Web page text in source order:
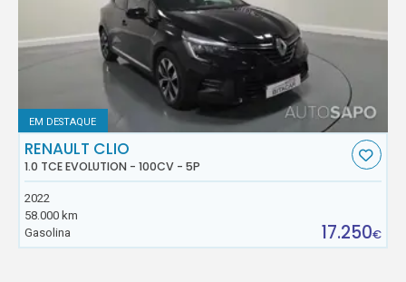
EM DESTAQUE
RENAULT CLIO
1.0 TCE EVOLUTION - 100CV - 5P
2022
58.000 km
Gasolina
17.250€